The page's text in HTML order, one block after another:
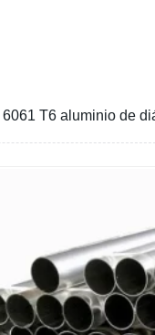
T6 aluminio de